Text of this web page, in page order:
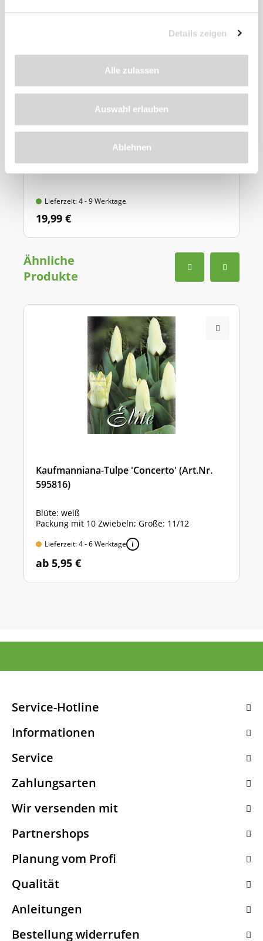
Details zeigen
Alle zulassen
Auswahl erlauben
Ablehnen
GARDENA-Blumenzwiebelpflanzer (Art.Nr.
241770)
Lieferzeit: 4 - 9 Werktage
19,99 €
Ähnliche
Produkte
Kaufmanniana-Tulpe 'Concerto' (Art.Nr.
595816)
Blüte: weiß
Packung mit 10 Zwiebeln; Größe: 11/12
Lieferzeit: 4 - 6 Werktage
ab 5,95 €
Service-Hotline
Informationen
Service
Zahlungsarten
Wir versenden mit
Partnershops
Planung vom Profi
Qualität
Anleitungen
Bestellung widerrufen